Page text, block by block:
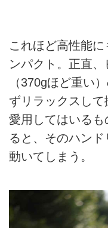
これほど高性能
ンパクト。正直
（370gほど重い
ずリラックスし
愛用してはいる
ると、そのハン
動いてしまう。